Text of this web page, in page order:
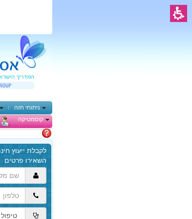
ניתוחי חזה
קוסמטיקה
הגעת
לתוכן
המרכזי,
באפשרותך
ללחוץ
אנטר
כדי
לדלג
לאזור